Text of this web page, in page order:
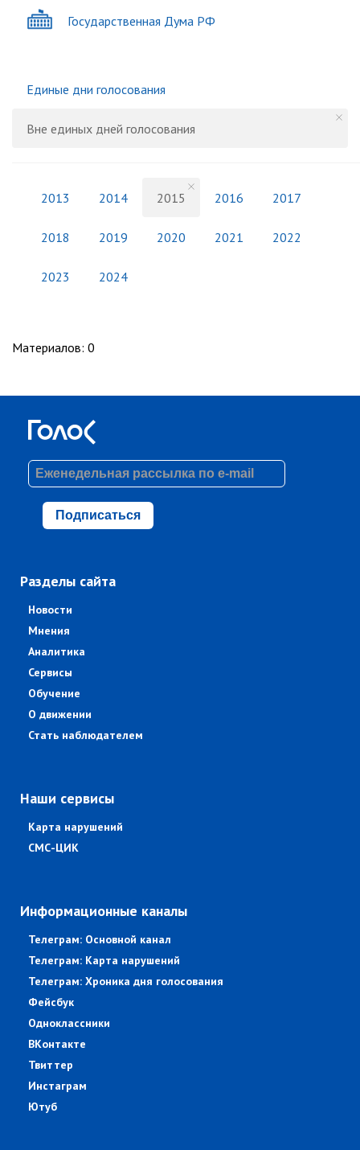
Государственная Дума РФ
Единые дни голосования
Вне единых дней голосования
2013 2014 2015 2016 2017
2018 2019 2020 2021 2022
2023 2024
Материалов: 0
Подписаться
Разделы сайта
Новости
Мнения
Аналитика
Сервисы
Обучение
О движении
Стать наблюдателем
Наши сервисы
Карта нарушений
СМС-ЦИК
Информационные каналы
Телеграм: Основной канал
Телеграм: Карта нарушений
Телеграм: Хроника дня голосования
Фейсбук
Одноклассники
ВКонтакте
Твиттер
Инстаграм
Ютуб